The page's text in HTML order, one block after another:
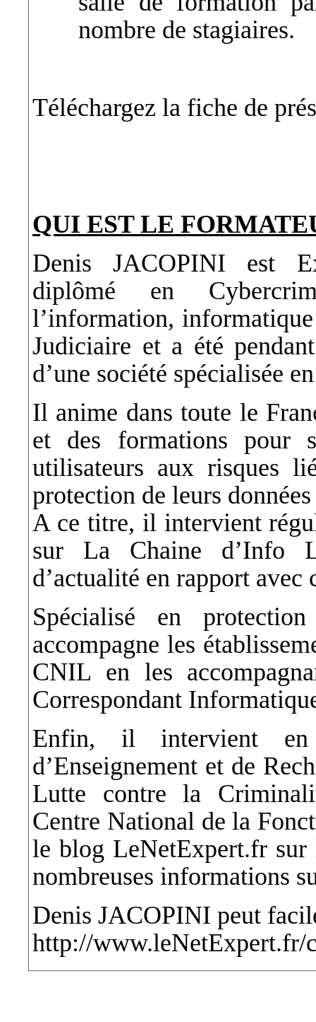
nombre de stagiaires.
Téléchargez la fiche de
QUI EST LE
Denis JACOPINI est
diplômé en
l’information,
Judiciaire et a été
d’une société spécialisée
Il anime dans toute le
et des formations pour
utilisateurs aux risques
protection de leurs
A ce titre, il intervient
sur La Chaine d’Info
d’actualité en rapport avec
Spécialisé en
accompagne les
CNIL en les
Correspondant
Enfin, il intervient
d’Enseignement et de
Lutte contre la
Centre National de la
le blog LeNetExpert.fr
nombreuses informations
Denis JACOPINI peut
http://www.leNetExpert.fr/